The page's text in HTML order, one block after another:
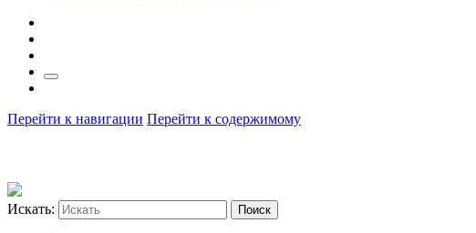
Перейти к навигации Перейти к содержимому
Искать: